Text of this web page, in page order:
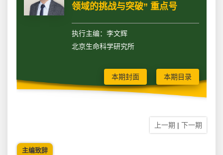
领域的挑战与突破” 重点号
执行主编：李文辉
北京生命科学研究所
本期封面 本期目录
上一期 | 下一期
主编致辞